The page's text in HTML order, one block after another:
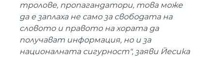
тролове, пропагандатори, това може
да е заплаха не само за свободата на
словото и правото на хората да
получават информация, но и за
националната сигурност", заяви Йесика